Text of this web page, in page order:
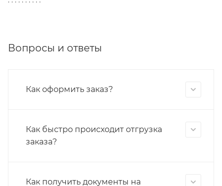
Вопросы и ответы
Как оформить заказ?
Как быстро происходит отгрузка
заказа?
Как получить документы на